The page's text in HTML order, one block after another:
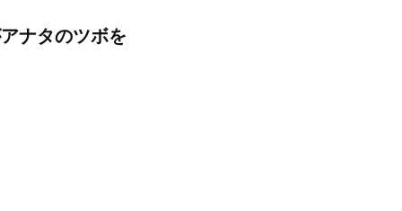
ナタのツボを